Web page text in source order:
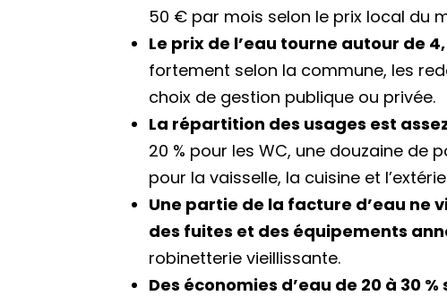
50 € par mois selon le prix local du
Le prix de l’eau tourne autour de
fortement selon la commune, les
choix de gestion publique ou privée.
La répartition des usages est
20 % pour les WC, une douzaine de
pour la vaisselle, la cuisine et
Une partie de la facture d’eau ne
des fuites et des équipements
robinetterie vieillissante.
Des économies d’eau de 20 à 30